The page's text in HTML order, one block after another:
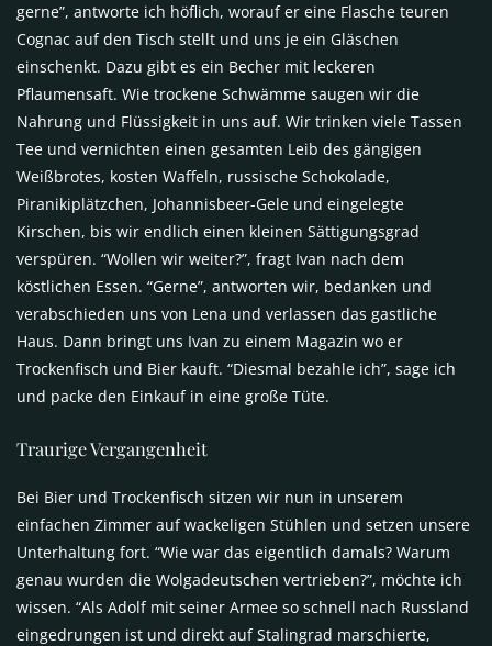
gerne”, antworte ich höflich, worauf er eine Flasche teuren
Cognac auf den Tisch stellt und uns je ein Gläschen
einschenkt. Dazu gibt es ein Becher mit leckeren
Pflaumensaft. Wie trockene Schwämme saugen wir die
Nahrung und Flüssigkeit in uns auf. Wir trinken viele Tassen
Tee und vernichten einen gesamten Leib des gängigen
Weißbrotes, kosten Waffeln, russische Schokolade,
Piranikiplätzchen, Johannisbeer-Gele und eingelegte
Kirschen, bis wir endlich einen kleinen Sättigungsgrad
verspüren. “Wollen wir weiter?”, fragt Ivan nach dem
köstlichen Essen. “Gerne”, antworten wir, bedanken und
verabschieden uns von Lena und verlassen das gastliche
Haus. Dann bringt uns Ivan zu einem Magazin wo er
Trockenfisch und Bier kauft. “Diesmal bezahle ich”, sage ich
und packe den Einkauf in eine große Tüte.
Traurige Vergangenheit
Bei Bier und Trockenfisch sitzen wir nun in unserem
einfachen Zimmer auf wackeligen Stühlen und setzen unsere
Unterhaltung fort. “Wie war das eigentlich damals? Warum
genau wurden die Wolgadeutschen vertrieben?”, möchte ich
wissen. “Als Adolf mit seiner Armee so schnell nach Russland
eingedrungen ist und direkt auf Stalingrad marschierte,